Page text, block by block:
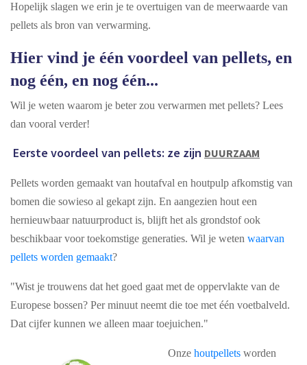
Hopelijk slagen we erin je te overtuigen van de meerwaarde van
pellets als bron van verwarming.
Hier vind je één voordeel van pellets, en
nog één, en nog één...
Wil je weten waarom je beter zou verwarmen met pellets? Lees
dan vooral verder!
Eerste voordeel van pellets: ze zijn DUURZAAM
Pellets worden gemaakt van houtafval en houtpulp afkomstig van
bomen die sowieso al gekapt zijn. En aangezien hout een
hernieuwbaar natuurproduct is, blijft het als grondstof ook
beschikbaar voor toekomstige generaties. Wil je weten waarvan
pellets worden gemaakt?
"Wist je trouwens dat het goed gaat met de oppervlakte van de
Europese bossen? Per minuut neemt die toe met één voetbalveld.
Dat cijfer kunnen we alleen maar toejuichen."
Onze houtpellets worden